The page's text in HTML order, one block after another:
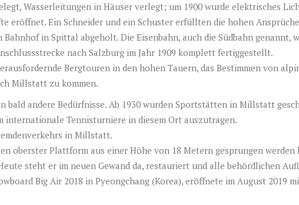
Wasserleitungen in Häuser verlegt; um 1900 wurde elektrisches
eröffnet. Ein Schneider und ein Schuster erfüllten die hohen
Bahnhof in Spittal abgeholt. Die Eisenbahn, auch die Südbahn genannt,
nach Salzburg im Jahr 1909 komplett fertiggestellt.
Bergtouren in den hohen Tauern, das Bestimmen von
Millstatt zu kommen.
bald andere Bedürfnisse. Ab 1930 wurden Sportstätten in Millstatt
internationale Tennisturniere in diesem Ort auszutragen.
in Millstatt.
oberster Plattform aus einer Höhe von 18 Metern gesprungen
steht er im neuen Gewand da, restauriert und alle behördlichen
Big Air 2018 in Pyeongchang (Korea), eröffnete im August 2019